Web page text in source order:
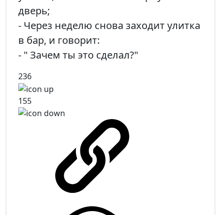
дверь;
- Через неделю снова заходит улитка
в бар, и говорит:
- " Зачем ты это сделал?"
236
155